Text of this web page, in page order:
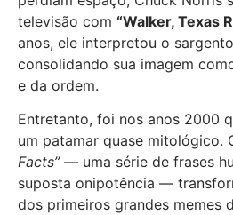
televisão com “Walker, Texas
anos, ele interpretou o
consolidando sua imagem
e da ordem.
Entretanto, foi nos anos 2000
um patamar quase mitológico.
Facts”— uma série de frases
suposta onipotência —
dos primeiros grandes memes